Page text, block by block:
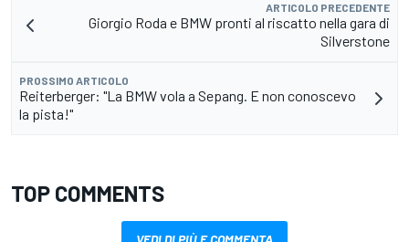
ARTICOLO PRECEDENTE
Giorgio Roda e BMW pronti al riscatto nella gara di
Silverstone
PROSSIMO ARTICOLO
Reiterberger: "La BMW vola a Sepang. E non conoscevo
la pista!"
TOP COMMENTS